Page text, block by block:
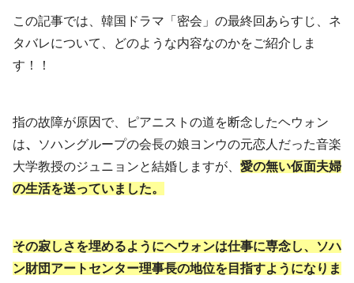
この記事では、韓国ドラマ「密会」の最終回あらすじ、ネ
タバレについて、どのような内容なのかをご紹介しま
す！！
指の故障が原因で、ピアニストの道を断念したヘウォン
は、
ソハングループの会長の娘ヨンウの元恋人だった音楽
大学教授のジュニョンと結婚しますが、 愛の無い仮面夫婦
の生活を送っていました。
その寂しさを埋めるようにヘウォンは仕事に専念し、ソハ
ン財団アートセンター理事長の地位を目指すようになりま